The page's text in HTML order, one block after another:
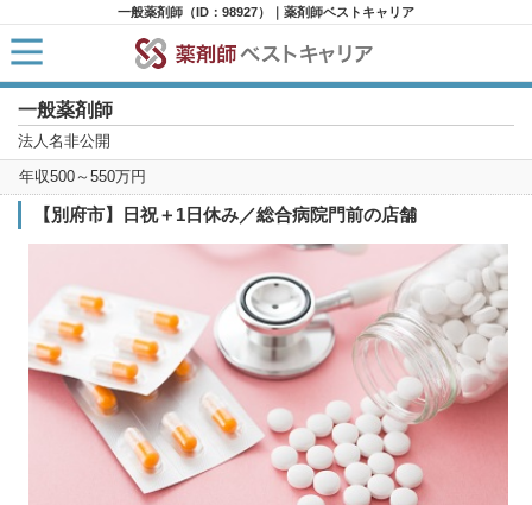
一般薬剤師（ID：98927）｜薬剤師ベストキャリア
一般薬剤師
法人名非公開
年収500～550万円
【別府市】日祝＋1日休み／総合病院門前の店舗
HOME
求人検索
新着求人
求人ランキング
キャリアアドバイザー紹介
コラム
転職支援サービスに申し込む